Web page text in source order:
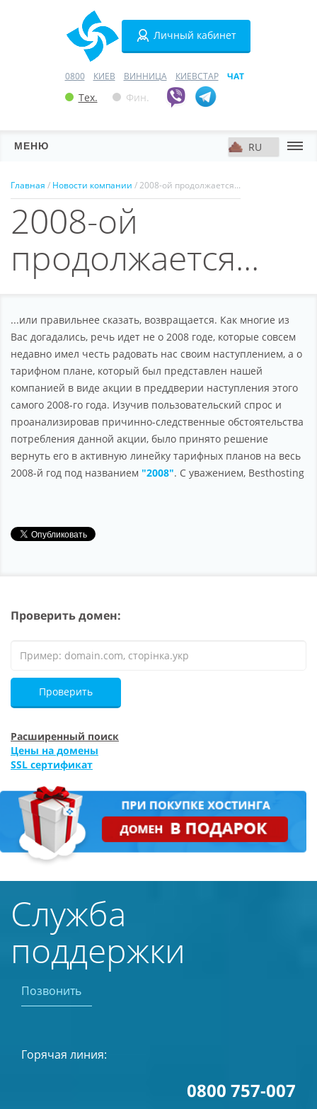
Личный кабинет
0800 КИЕВ ВИННИЦА КИЕВСТАР ЧАТ
Тех. Фин.
МЕНЮ
Домены
VPN
Партнерство
Поддержка
О компании
Главная / Новости компании / 2008-ой продолжается...
2008-ой
продолжается...
...или правильнее сказать, возвращается. Как многие из
Вас догадались, речь идет не о 2008 годе, которые совсем
недавно имел честь радовать нас своим наступлением, а о
тарифном плане, который был представлен нашей
компанией в виде акции в преддверии наступления этого
самого 2008-го года. Изучив пользовательский спрос и
проанализировав причинно-следственные обстоятельства
потребления данной акции, было принято решение
вернуть его в активную линейку тарифных планов на весь
2008-й год под названием "2008". C уважением, Besthosting
Проверить домен:
Проверить
Расширенный поиск
Цены на домены
SSL сертификат
Служба
поддержки
Позвонить
Горячая линия:
0800 757-007